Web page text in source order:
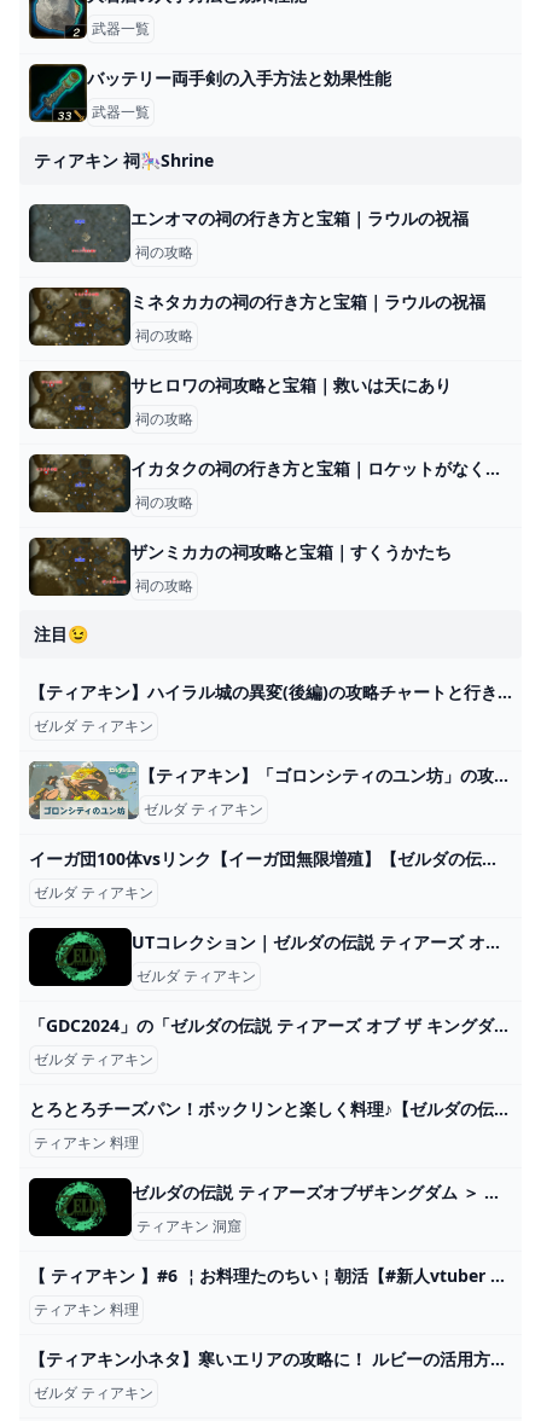
武器一覧
バッテリー両手剣の入手方法と効果性能
武器一覧
ティアキン 祠🎠shrine
エンオマの祠の行き方と宝箱｜ラウルの祝福
祠の攻略
ミネタカカの祠の行き方と宝箱｜ラウルの祝福
祠の攻略
サヒロワの祠攻略と宝箱｜救いは天にあり
祠の攻略
イカタクの祠の行き方と宝箱｜ロケットがなくなったら？
祠の攻略
ザンミカカの祠攻略と宝箱｜すくうかたち
祠の攻略
注目😉
【ティアキン】ハイラル城の異変(後編)の攻略チャートと行き方【ゼルダの伝説ティアーズオブザキングダム】 - アルテマ
ゼルダ ティアキン
【ティアキン】「ゴロンシティのユン坊」の攻略チャート【ゼルダの伝説ティアーズオブザキングダム】 - 神ゲー攻略
ゼルダ ティアキン
イーガ団100体vsリンク【イーガ団無限増殖】【ゼルダの伝説ティアーズオブザキングダム】【Totk】 - YouTube
ゼルダ ティアキン
UTコレクション｜ゼルダの伝説 ティアーズ オブ ザ キングダム｜MEN（メンズ）
ゼルダ ティアキン
「GDC2024」の「ゼルダの伝説 ティアーズ オブ ザ キングダム」講演がYouTubeで公開！ - GAME Watch
ゼルダ ティアキン
とろとろチーズパン！ボックリンと楽しく料理♪【ゼルダの伝説 ティアキン】#shorts - YouTube
ティアキン 料理
ゼルダの伝説 ティアーズオブザキングダム ＞ マイスイートプリンセス - nJOY
ティアキン 洞窟
【 ティアキン 】#6 ￤お料理たのちい￤朝活【#新人vtuber 】 - YouTube
ティアキン 料理
【ティアキン小ネタ】寒いエリアの攻略に！ ルビーの活用方法を紹介【ゼルダの伝説】 - GAME Watch
ゼルダ ティアキン